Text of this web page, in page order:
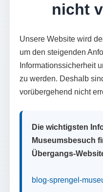
nicht
Unsere Website wird
um den steigenden
Informationssicherheit
zu werden. Deshalb
vorübergehend nicht
Die wichtigsten
Museumsbesuch
Übergangs-
blog-sprengel-